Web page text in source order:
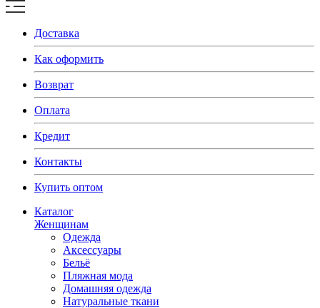
Доставка
Как оформить
Возврат
Оплата
Кредит
Контакты
Купить оптом
Каталог
Женщинам
Одежда
Аксессуары
Бельё
Пляжная мода
Домашняя одежда
Натуральные ткани